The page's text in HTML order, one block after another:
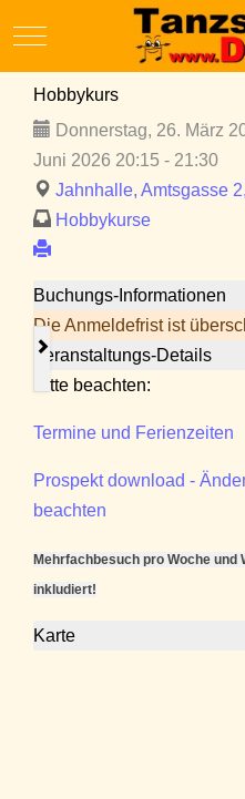
Mobile Menu Toggle
Hobbykurs
Donnerstag, 26. März
Juni 2026 20:15 - 21:30
Jahnhalle, Amtsgasse
Hobbykurse
Buchungs-Informationen
Die Anmeldefrist ist
Veranstaltungs-Details
Bitte beachten:
Termine und Ferienzeiten
Prospekt download -
beachten
Mehrfachbesuch pro Woche und
inkludiert!
Karte